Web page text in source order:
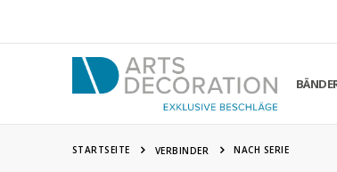
STARTSEITE VERBINDER NACH SERIE